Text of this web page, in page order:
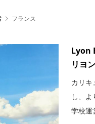
フランス
Lyon
リヨ
カリキ
し、
学校運